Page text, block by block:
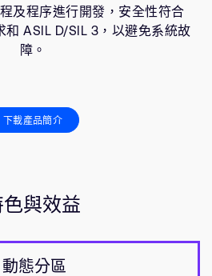
及程序進行開發，安全性符合
和 ASIL D/SIL 3，以避免系統故
障。
下載產品簡介
與效益
動態分區